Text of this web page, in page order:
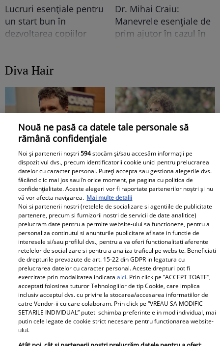
Lucruri esențiale pentru
un start bun în
dezvoltarea copiilor
Dr. Mihai Craiu:
Manevrele esențiale de
prim ajutor în cazul în
Diva Hair
Cine au fost părinții lui
Nicușor Dan. Cu mama
contabilă și tatăl
muncitor, primarul
capitalei a dus o viață
modestă în Făgăraș
Clipe extrem de grele
pentru Angela Similea.
A rămas fără una dintre
cele mai dragi persoane
din viața ei
Iulia Vântur, adevărul
despre legătura cu
Ricky Martin. &quot;O
să țin minte toată
viața&quot;
Cine este Roxana,
femeia cu care Victor
Ponta a fost căsătorit
înainte de Daciana
Sârbu. A fost coleg de
liceu cu prima soție
Doctorul Zilei
Nouă ne pasă ca datele tale personale să
rămână confidențiale
Noi și partenerii noștri594stocăm și/sau accesăm informații pe
dispozitivul dvs., precum identificatorii cookie unici pentru prelucrarea
datelor cu caracter personal. Puteți accepta sau gestiona alegerile dvs.
făcând clic mai jos sau în orice moment, pe pagina cu politica de
confidențialitate. Aceste alegeri vor fi raportate partenerilor noștri și nu
vă vor afecta navigarea. Mai multe detalii
Noi si partenerii nostri (retelele de socializare si agentiile de publicitate
partenere, precum si furnizorii nostri de servicii de date analitice)
prelucram date pentru a permite website-ului sa functioneze, pentru a
personaliza continutul si anunturile publicitare afisate in functie de
interesele si/sau profilul dvs., pentru a va oferi functionalitati aferente
retelelor de socializare si pentru a analiza traficul pe website. Beneficiati
de drepturile prevazute de art. 15-22 din GDPR in legatura cu
prelucrarea datelor cu caracter personal. Aceste drepturi pot fi
exercitate prin modalitatea indicataaici. Prin click pe “ACCEPT TOATE”,
acceptati folosirea tuturor Tehnologiilor de tip Cookie, care implica
inclusiv acceptul dvs. cu privire la stocarea/accesarea informatiilor de
catre Vendor-ii cu care colaboram. Prin click pe “VREAU SA MODIFIC
SETARILE INDIVIDUAL” puteti schimba preferintele in mod individual, mai
putin cele legate de cookie strict necesare pentru functionarea website-
ului.